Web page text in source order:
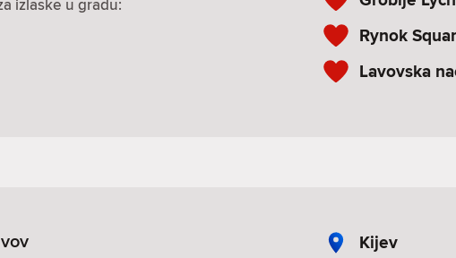
izlaske u gradu:
Rynok
Lavovska
Kijev